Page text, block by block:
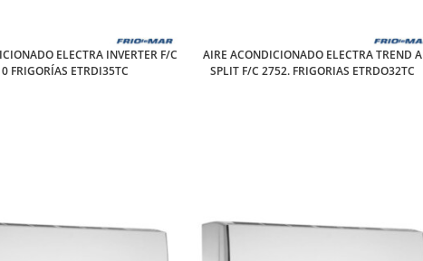
ELECTRA INVERTER F/C
FRIGORÍAS ETRDI35TC
AIRE ACONDICIONADO ELECTRA TREND A
SPLIT F/C 2752. FRIGORIAS ETRDO32TC